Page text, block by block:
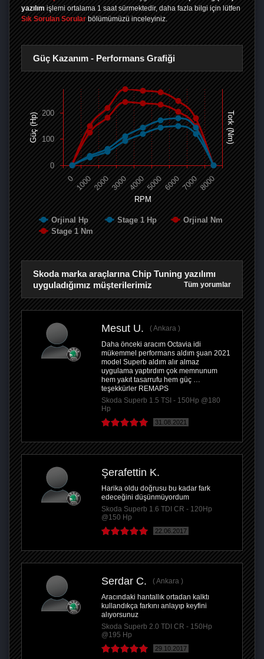
yazılım işlemi ortalama 1 saat sürmektedir, daha fazla bilgi için lütfen
Sık Sorulan Sorular bölümümüzü inceleyiniz.
Güç Kazanım - Performans Grafiği
RPM
Güç (Hp) Tork (Nm)
Orjinal Hp Stage 1 Hp
Orjinal Nm
Stage 1 Nm
0 100020003000 40005000600070008000
0
100
200
Skoda marka araçlarına Chip Tuning yazılımı
uyguladığımız müşterilerimiz
Tüm yorumlar
Mesut U.
Ankara
Daha önceki aracım Octavia idi
mükemmel performans aldım şuan 2021
model Superb aldım alır almaz
uygulama yaptırdım çok memnunum
hem yakıt tasarrufu hem güç …
teşekkürler REMAPS
Skoda Superb 1.5 TSI - 150Hp @180
Hp
31.08.2021
Şerafettin K.
Harika oldu doğrusu bu kadar fark
edeceğini düşünmüyordum
Skoda Superb 1.6 TDI CR - 120Hp
@150 Hp
22.06.2017
Serdar C.
Ankara
Aracındaki hantallık ortadan kalktı
kullandıkça farkını anlayıp keyfini
alıyorsunuz
Skoda Superb 2.0 TDI CR - 150Hp
@195 Hp
29.10.2017